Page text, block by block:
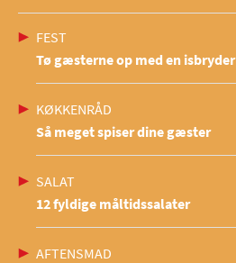
FEST
Tø gæsterne op med en isbryder
KØKKENRÅD
Så meget spiser dine gæster
SALAT
12 fyldige måltidssalater
AFTENSMAD